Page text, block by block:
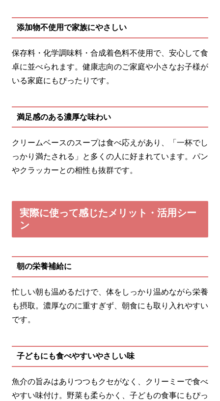
添加物不使用で家族にやさしい
保存料・化学調味料・合成着色料不使用で、安心して食
卓に並べられます。健康志向のご家庭や小さなお子様が
いる家庭にもぴったりです。
満足感のある濃厚な味わい
クリームベースのスープは食べ応えがあり、「一杯でし
っかり満たされる」と多くの人に好まれています。パン
やクラッカーとの相性も抜群です。
実際に使って感じたメリット・活用シー
ン
朝の栄養補給に
忙しい朝も温めるだけで、体をしっかり温めながら栄養
も摂取。濃厚なのに重すぎず、朝食にも取り入れやすい
です。
子どもにも食べやすいやさしい味
魚介の旨みはありつつもクセがなく、クリーミーで食べ
やすい味付け。野菜も柔らかく、子どもの食事にもぴっ